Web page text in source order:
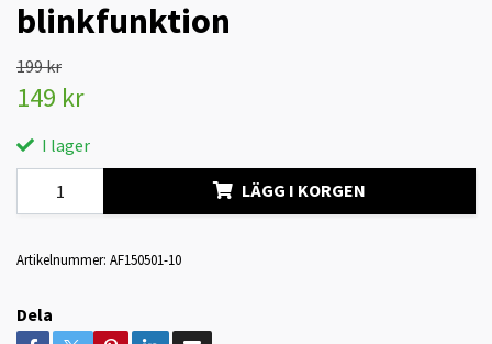
blinkfunktion
199 kr
149 kr
I lager
LÄGG I KORGEN
Artikelnummer: AF150501-10
Dela